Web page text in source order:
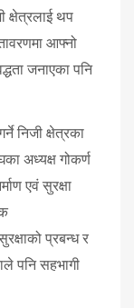
थप
आफ्नो
जनाएका पनि
निजी क्षेत्रका
अध्यक्ष गोकर्ण
एवं सुरक्षा
प्रबन्ध र
पनि सहभागी